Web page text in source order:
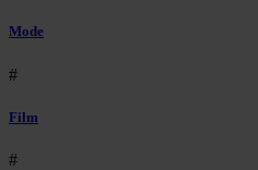
Mode
#
Film
#